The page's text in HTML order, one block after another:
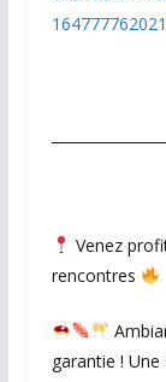
Venez
rencontres
garantie !